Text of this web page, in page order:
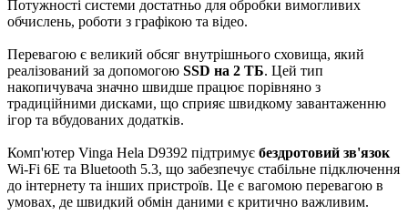
Потужності системи достатньо для обробки вимогливих
обчислень, роботи з графікою та відео.
Перевагою є великий обсяг внутрішнього сховища, який
реалізований за допомогою SSD на 2 ТБ. Цей тип
накопичувача значно швидше працює порівняно з
традиційними дисками, що сприяє швидкому завантаженню
ігор та вбудованих додатків.
Комп'ютер Vinga Hela D9392 підтримує бездротовий зв'язок
Wi-Fi 6E та Bluetooth 5.3, що забезпечує стабільне підключення
до інтернету та інших пристроїв. Це є вагомою перевагою в
умовах, де швидкий обмін даними є критично важливим.